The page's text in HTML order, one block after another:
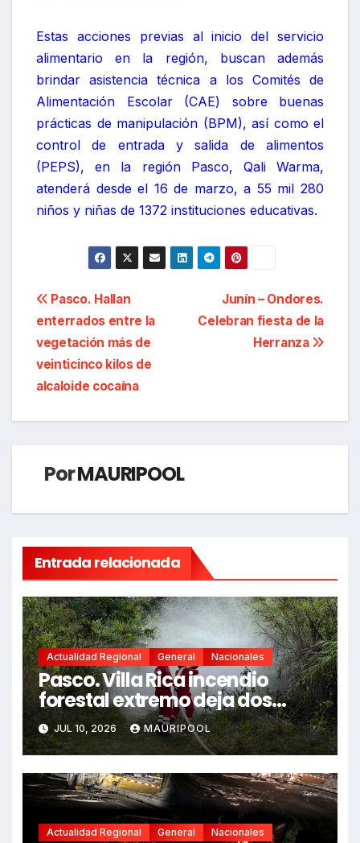
Estas acciones previas al inicio del servicio
alimentario en la región, buscan además
brindar asistencia técnica a los Comités de
Alimentación Escolar (CAE) sobre buenas
prácticas de manipulación (BPM), así como el
control de entrada y salida de alimentos
(PEPS), en la región Pasco, Qali Warma,
atenderá desde el 16 de marzo, a 55 mil 280
niños y niñas de 1372 instituciones educativas.
Navegación
de
entradas
Junín – Ondores.
Celebran fiesta de la
Herranza
Pasco. Hallan
enterrados entre la
vegetación más de
veinticinco kilos de
alcaloide cocaína
PorMAURIPOOL
Entrada relacionada
Actualidad Regional General Nacionales
Pasco. Villa Rica incendio
forestal extremo deja dos
fallecidos y heridos
JUL 10, 2026 MAURIPOOL
Actualidad Regional General Nacionales